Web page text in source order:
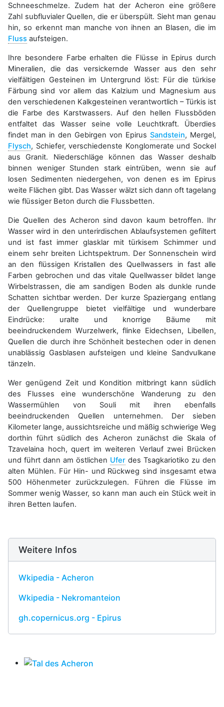
Schneeschmelze. Zudem hat der Acheron eine größere
Zahl subfluvialer Quellen, die er überspült. Sieht man genau
hin, so erkennt man manche von ihnen an Blasen, die im
Fluss aufsteigen.
Ihre besondere Farbe erhalten die Flüsse in Epirus durch
Mineralien, die das versickernde Wasser aus den sehr
vielfältigen Gesteinen im Untergrund löst: Für die türkise
Färbung sind vor allem das Kalzium und Magnesium aus
den verschiedenen Kalkgesteinen verantwortlich – Türkis ist
die Farbe des Karstwassers. Auf den hellen Flussböden
entfaltet das Wasser seine volle Leuchtkraft. Überdies
findet man in den Gebirgen von Epirus Sandstein, Mergel,
Flysch, Schiefer, verschiedenste Konglomerate und Sockel
aus Granit. Niederschläge können das Wasser deshalb
binnen weniger Stunden stark eintrüben, wenn sie auf
losen Sedimenten niedergehen, von denen es im Epirus
weite Flächen gibt. Das Wasser wälzt sich dann oft tagelang
wie flüssiger Beton durch die Flussbetten.
Die Quellen des Acheron sind davon kaum betroffen. Ihr
Wasser wird in den unterirdischen Ablaufsystemen gefiltert
und ist fast immer glasklar mit türkisem Schimmer und
einem sehr breiten Lichtspektrum. Der Sonnenschein wird
an den flüssigen Kristallen des Quellwassers in fast alle
Farben gebrochen und das vitale Quellwasser bildet lange
Wirbelstrassen, die am sandigen Boden als dunkle runde
Schatten sichtbar werden. Der kurze Spaziergang entlang
der Quellengruppe bietet vielfältige und wunderbare
Eindrücke: uralte und knorrige Bäume mit
beeindruckendem Wurzelwerk, flinke Eidechsen, Libellen,
Quellen die durch ihre Schönheit bestechen oder in denen
unablässig Gasblasen aufsteigen und kleine Sandvulkane
tänzeln.
Wer genügend Zeit und Kondition mitbringt kann südlich
des Flusses eine wunderschöne Wanderung zu den
Wassermühlen von Souli mit ihren ebenfalls
beeindruckenden Quellen unternehmen. Der sieben
Kilometer lange, aussichtsreiche und mäßig schwierige Weg
dorthin führt südlich des Acheron zunächst die Skala of
Tzavelaina hoch, quert im weiteren Verlauf zwei Brücken
und führt dann am östlichen Ufer des Tsagkariotiko zu den
alten Mühlen. Für Hin- und Rückweg sind insgesamt etwa
500 Höhenmeter zurückzulegen. Führen die Flüsse im
Sommer wenig Wasser, so kann man auch ein Stück weit in
ihren Betten laufen.
Weitere Infos
Wkipedia - Acheron
Wkipedia - Nekromanteion
gh.copernicus.org - Epirus